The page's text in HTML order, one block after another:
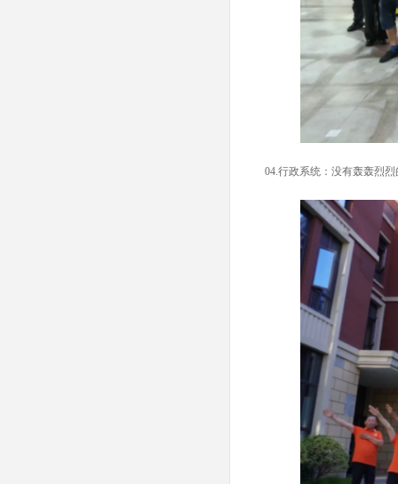
04.行政系统：没有轰轰烈